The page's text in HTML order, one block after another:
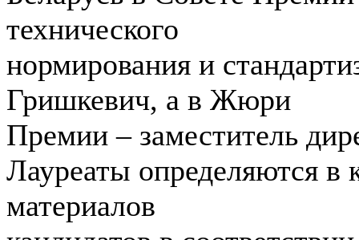
технического
нормирования и
Гришкевич, а в Жюри
Премии – заместитель
Лауреаты определяются в
материалов